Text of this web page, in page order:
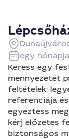
egy hónapja
Keress egy
mennyezetét
feltételek:
referenciája
egyeztess
kérj előzetes
biztonságos